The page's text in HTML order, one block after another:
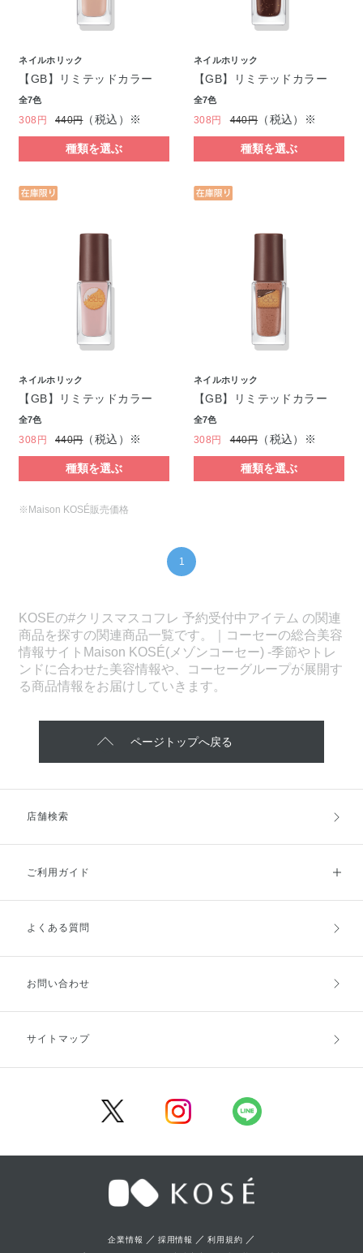
ネイルホリック
【GB】リミテッドカラー
全7色
308円 440円（税込）※
種類を選ぶ
ネイルホリック
【GB】リミテッドカラー
全7色
308円 440円（税込）※
種類を選ぶ
ネイルホリック
【GB】リミテッドカラー
全7色
308円 440円（税込）※
種類を選ぶ
ネイルホリック
【GB】リミテッドカラー
全7色
308円 440円（税込）※
種類を選ぶ
※Maison KOSÉ販売価格
1
KOSEの#クリスマスコフレ 予約受付中アイテム の関連
商品を探すの関連商品一覧です。｜コーセーの総合美容
情報サイトMaison KOSÉ(メゾンコーセー) -季節やトレ
ンドに合わせた美容情報や、コーセーグループが展開す
る商品情報をお届けしていきます。
ページトップへ戻る
店舗検索
ご利用ガイド
ご利用ガイドトップ
お支払方法
キャンセル・返品・交換
よくある質問
お問い合わせ
サイトマップ
企業情報 ／ 採用情報 ／利用規約 ／